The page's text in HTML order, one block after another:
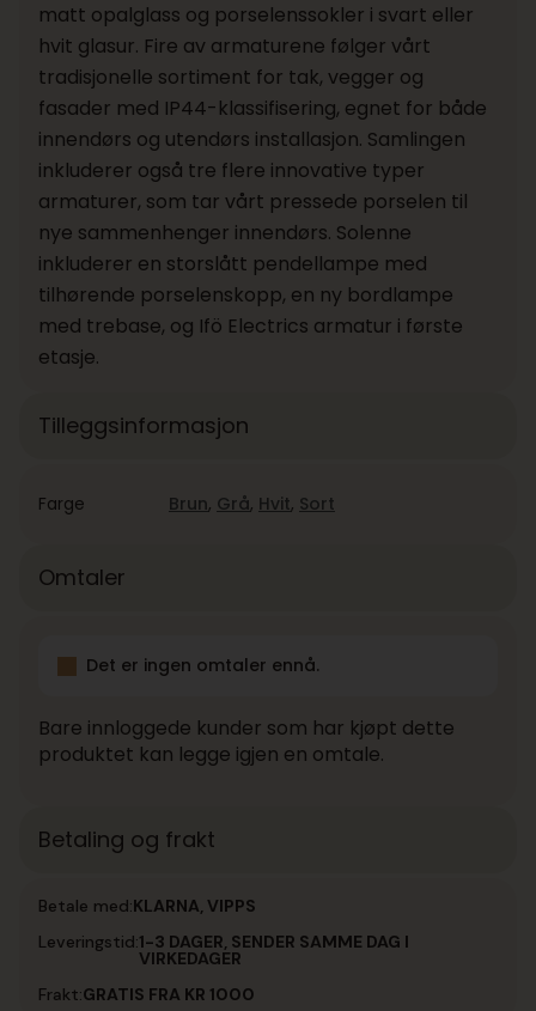
matt opalglass og porselenssokler i svart eller
hvit glasur. Fire av armaturene følger vårt
tradisjonelle sortiment for tak, vegger og
fasader med IP44-klassifisering, egnet for både
innendørs og utendørs installasjon. Samlingen
inkluderer også tre flere innovative typer
armaturer, som tar vårt pressede porselen til
nye sammenhenger innendørs. Solenne
inkluderer en storslått pendellampe med
tilhørende porselenskopp, en ny bordlampe
med trebase, og Ifö Electrics armatur i første
etasje.
Tilleggsinformasjon
Farge Brun, Grå, Hvit, Sort
Omtaler
Det er ingen omtaler ennå.
Bare innloggede kunder som har kjøpt dette
produktet kan legge igjen en omtale.
Betaling og frakt
Betale med:KLARNA, VIPPS
Leveringstid:1-3 DAGER, SENDER SAMME DAG I
VIRKEDAGER
Frakt:GRATIS FRA KR 1000